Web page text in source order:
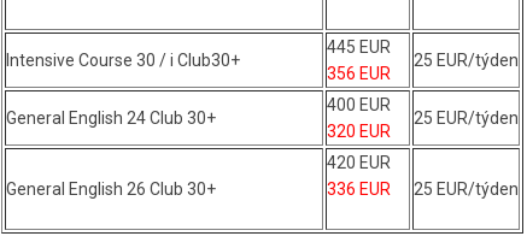
Intensive Course 30 /i Club30+
445 EUR
356 EUR
25 EUR/týden
General English 24 Club 30+
400 EUR
320 EUR
25 EUR/týden
General English 26 Club 30+
420 EUR
336 EUR
25 EUR/týden